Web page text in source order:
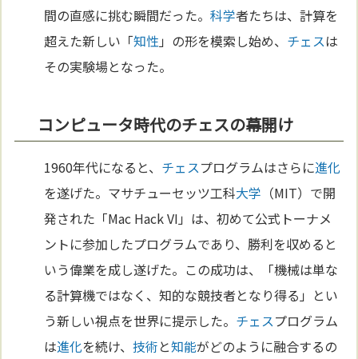
間の直感に挑む瞬間だった。科学者たちは、計算を
超えた新しい「知性 」の形を模索し始め、 チェスは
その実験場となった。
コンピュータ時代のチェスの幕開け
1960年代になると、 チェスプログラムはさらに進化
を遂げた。マサチューセッツ工科大学 （MIT）で開
発された「Mac Hack VI」は、初めて公式トーナメ
ントに参加したプログラムであり、勝利を収めると
いう偉業を成し遂げた。この成功は、「機械は単な
る計算機ではなく、知的な競技者となり得る」とい
う新しい視点を世界に提示した。 チェスプログラム
は進化を続け、技術と知能がどのように融合するの